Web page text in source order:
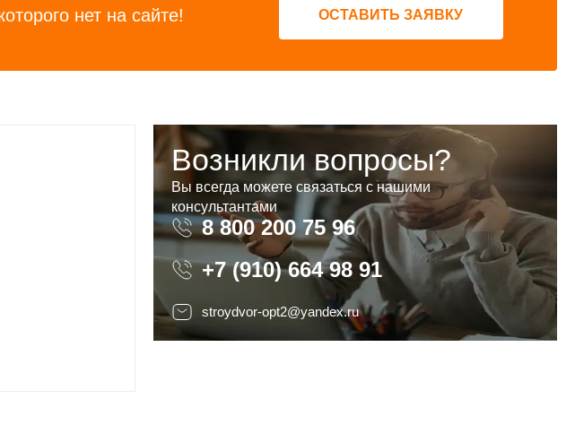
нет на сайте! ОСТАВИТЬ ЗАЯВКУ
Возникли вопросы?
Вы всегда можете связаться с нашими
консультантами
8 800 200 75 96 8 800 200 75 96
+7 (910) 664 98 91
stroydvor-opt2@yandex.ru